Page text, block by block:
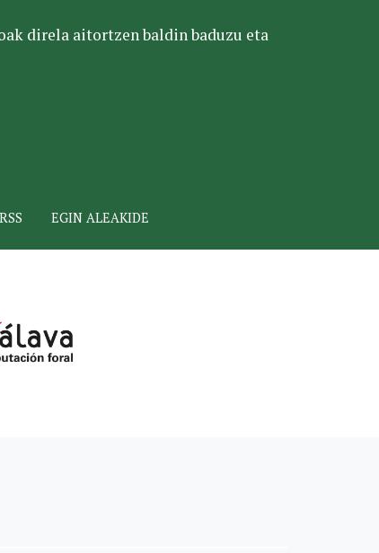
direla aitortzen baldin baduzu eta
RSS EGIN ALEAKIDE